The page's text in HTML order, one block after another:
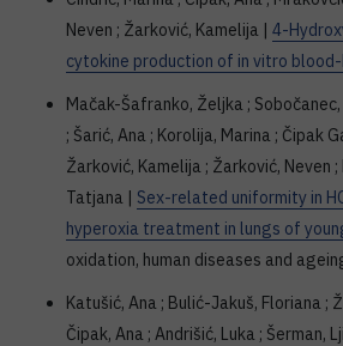
Neven ; Žarković, Kamelija | 4-
cytokine production of in vitro
Mačak-Šafranko, Željka ;
; Šarić, Ana ; Korolija, Marina ; Čipak
Žarković, Kamelija ; Žarković, Neven
Tatjana | Sex-related uniformity in
hyperoxia treatment in lungs of
oxidation, human diseases and
Katušić, Ana ; Bulić-Jakuš, Floriana ;
Čipak, Ana ; Andrišić, Luka ; Šerman,